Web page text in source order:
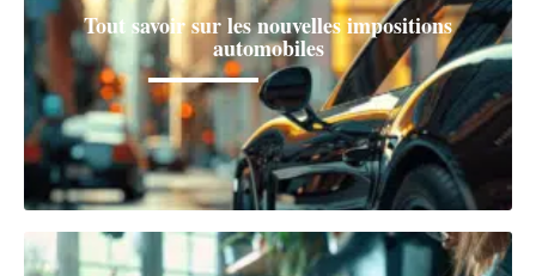
Tout savoir sur les nouvelles impositions
automobiles